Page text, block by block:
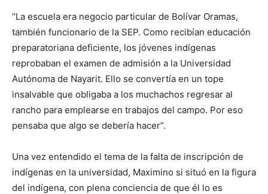
“La escuela era negocio particular de Bolívar Oramas,
también funcionario de la SEP. Como recibían educación
preparatoriana deficiente, los jóvenes indígenas
reprobaban el examen de admisión a la Universidad
Autónoma de Nayarit. Ello se convertía en un tope
insalvable que obligaba a los muchachos regresar al
rancho para emplearse en trabajos del campo. Por eso
pensaba que algo se debería hacer”.
Una vez entendido el tema de la falta de inscripción de
indígenas en la universidad, Maximino si situó en la figura
del indígena, con plena conciencia de que él lo es